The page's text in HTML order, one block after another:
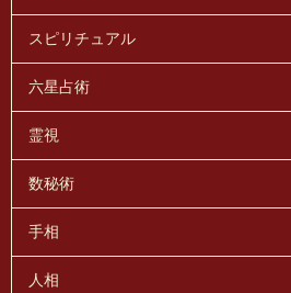
スピリチュアル
六星占術
霊視
数秘術
手相
人相